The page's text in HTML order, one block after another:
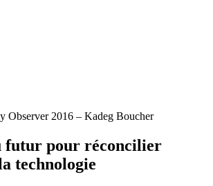
Observer 2016 – Kadeg Boucher
futur pour réconcilier
technologie